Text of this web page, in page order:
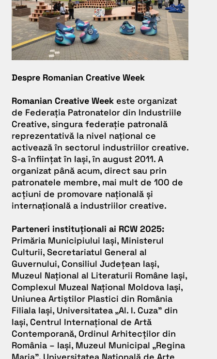
Despre Romanian Creative Week
Romanian Creative Week este organizat
de Federația Patronatelor din Industriile
Creative, singura federație patronală
reprezentativă la nivel național ce
activează în sectorul industriilor creative.
S-a înființat în Iași, în august 2011. A
organizat până acum, direct sau prin
patronatele membre, mai mult de 100 de
acțiuni de promovare națională și
internațională a industriilor creative.
Parteneri instituționali ai RCW 2025:
Primăria Municipiului Iași, Ministerul
Culturii, Secretariatul General al
Guvernului, Consiliul Județean Iași,
Muzeul Național al Literaturii Române Iași,
Complexul Muzeal Național Moldova Iași,
Uniunea Artiștilor Plastici din România
Filiala Iași, Universitatea „Al. I. Cuza” din
Iași, Centrul Internațional de Artă
Contemporană, Ordinul Arhitecților din
România – Iași, Muzeul Municipal „Regina